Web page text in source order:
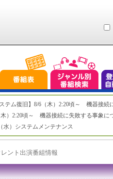
テム復旧】8/6（木）2:20頃～ 機器接続
木）2:20頃～ 機器接続に失敗する事象に
水）システムメンテナンス
レント出演番組情報